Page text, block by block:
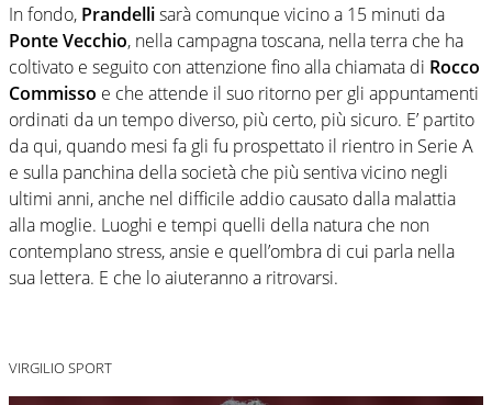
In fondo, Prandellisarà comunque vicino a 15 minuti da
Ponte Vecchio, nella campagna toscana, nella terra che ha
coltivato e seguito con attenzione fino alla chiamata di Rocco
Commisso e che attende il suo ritorno per gli appuntamenti
ordinati da un tempo diverso, più certo, più sicuro. E’ partito
da qui, quando mesi fa gli fu prospettato il rientro in Serie A
e sulla panchina della società che più sentiva vicino negli
ultimi anni, anche nel difficile addio causato dalla malattia
alla moglie. Luoghi e tempi quelli della natura che non
contemplano stress, ansie e quell’ombra di cui parla nella
sua lettera. E che lo aiuteranno a ritrovarsi.
VIRGILIO SPORT